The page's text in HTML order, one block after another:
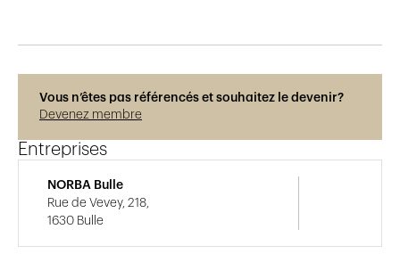
Vous n’êtes pas référencés et souhaitez le devenir?
Devenez membre
Entreprises
NORBA Bulle
Rue de Vevey, 218,
1630 Bulle